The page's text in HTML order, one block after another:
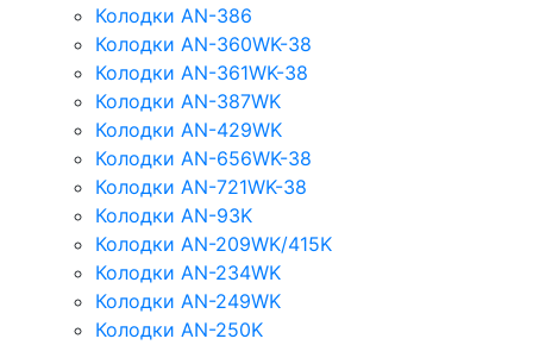
Колодки AN-386
Колодки AN-360WK-38
Колодки AN-361WK-38
Колодки AN-387WK
Колодки AN-429WK
Колодки AN-656WK-38
Колодки AN-721WK-38
Колодки AN-93K
Колодки AN-209WK/415K
Колодки AN-234WK
Колодки AN-249WK
Колодки AN-250K